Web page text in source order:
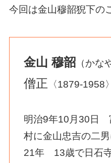
今回は金山穆韶猊下の
金山 穆韶 （かな
僧正 〈1879-1958〉
明治9年10月30日
村に金山忠吉の二
21年 13歳で日石寺